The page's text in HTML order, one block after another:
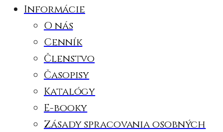
Informácie
O nás
Cenník
Členstvo
Časopisy
Katalógy
E-booky
Zásady spracovania osobných